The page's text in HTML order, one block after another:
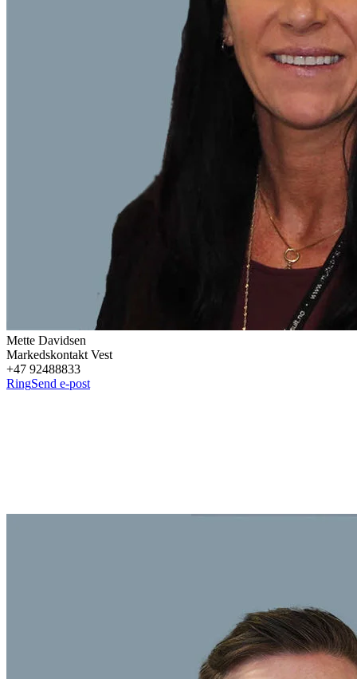
Mette Davidsen
Markedskontakt Vest
+47 92488833
RingSend e-post